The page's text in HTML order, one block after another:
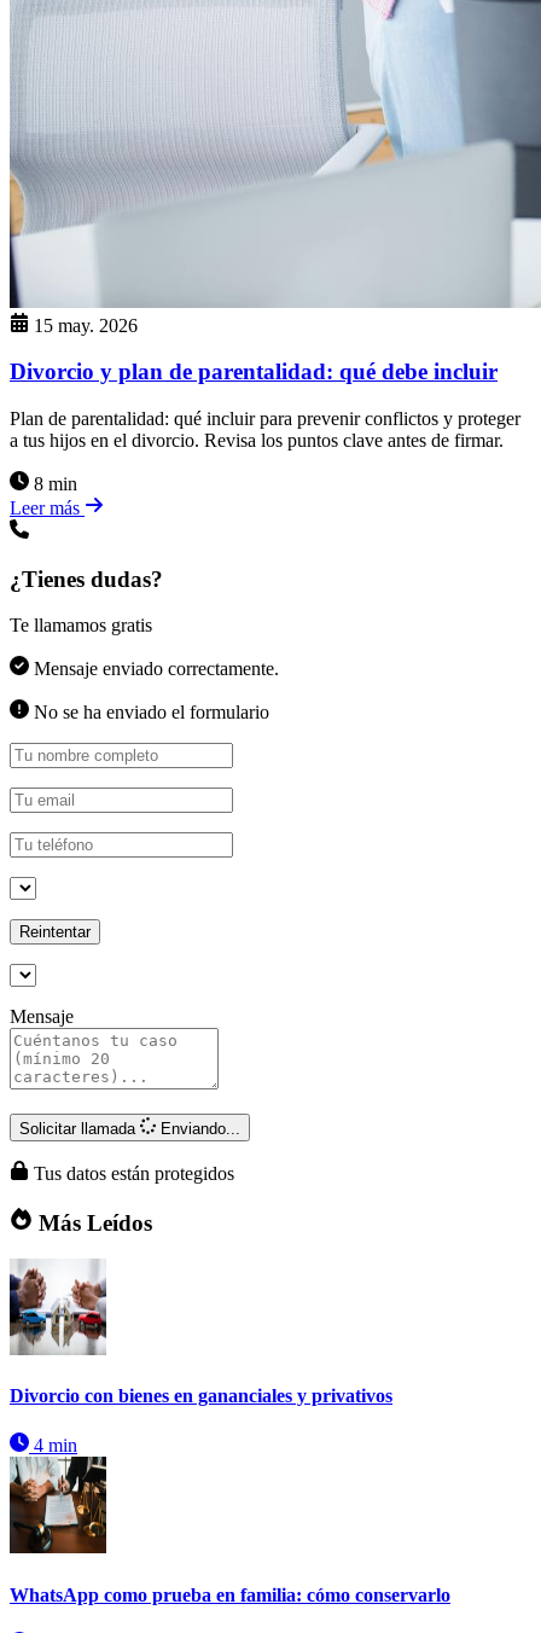
15 may. 2026
Divorcio y plan de parentalidad: qué debe incluir
Plan de parentalidad: qué incluir para prevenir conflictos y proteger
a tus hijos en el divorcio. Revisa los puntos clave antes de firmar.
8 min
Leer más
¿Tienes dudas?
Te llamamos gratis
Mensaje enviado correctamente.
No se ha enviado el formulario
Reintentar
Mensaje
Solicitar llamada Enviando...
Tus datos están protegidos
Más Leídos
Divorcio con bienes en gananciales y privativos
4 min
WhatsApp como prueba en familia: cómo conservarlo